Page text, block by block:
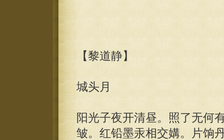
【黎道静】
城头月
阳光子夜开清昼。照了无何
皱。红铅墨汞相交媾。片饷